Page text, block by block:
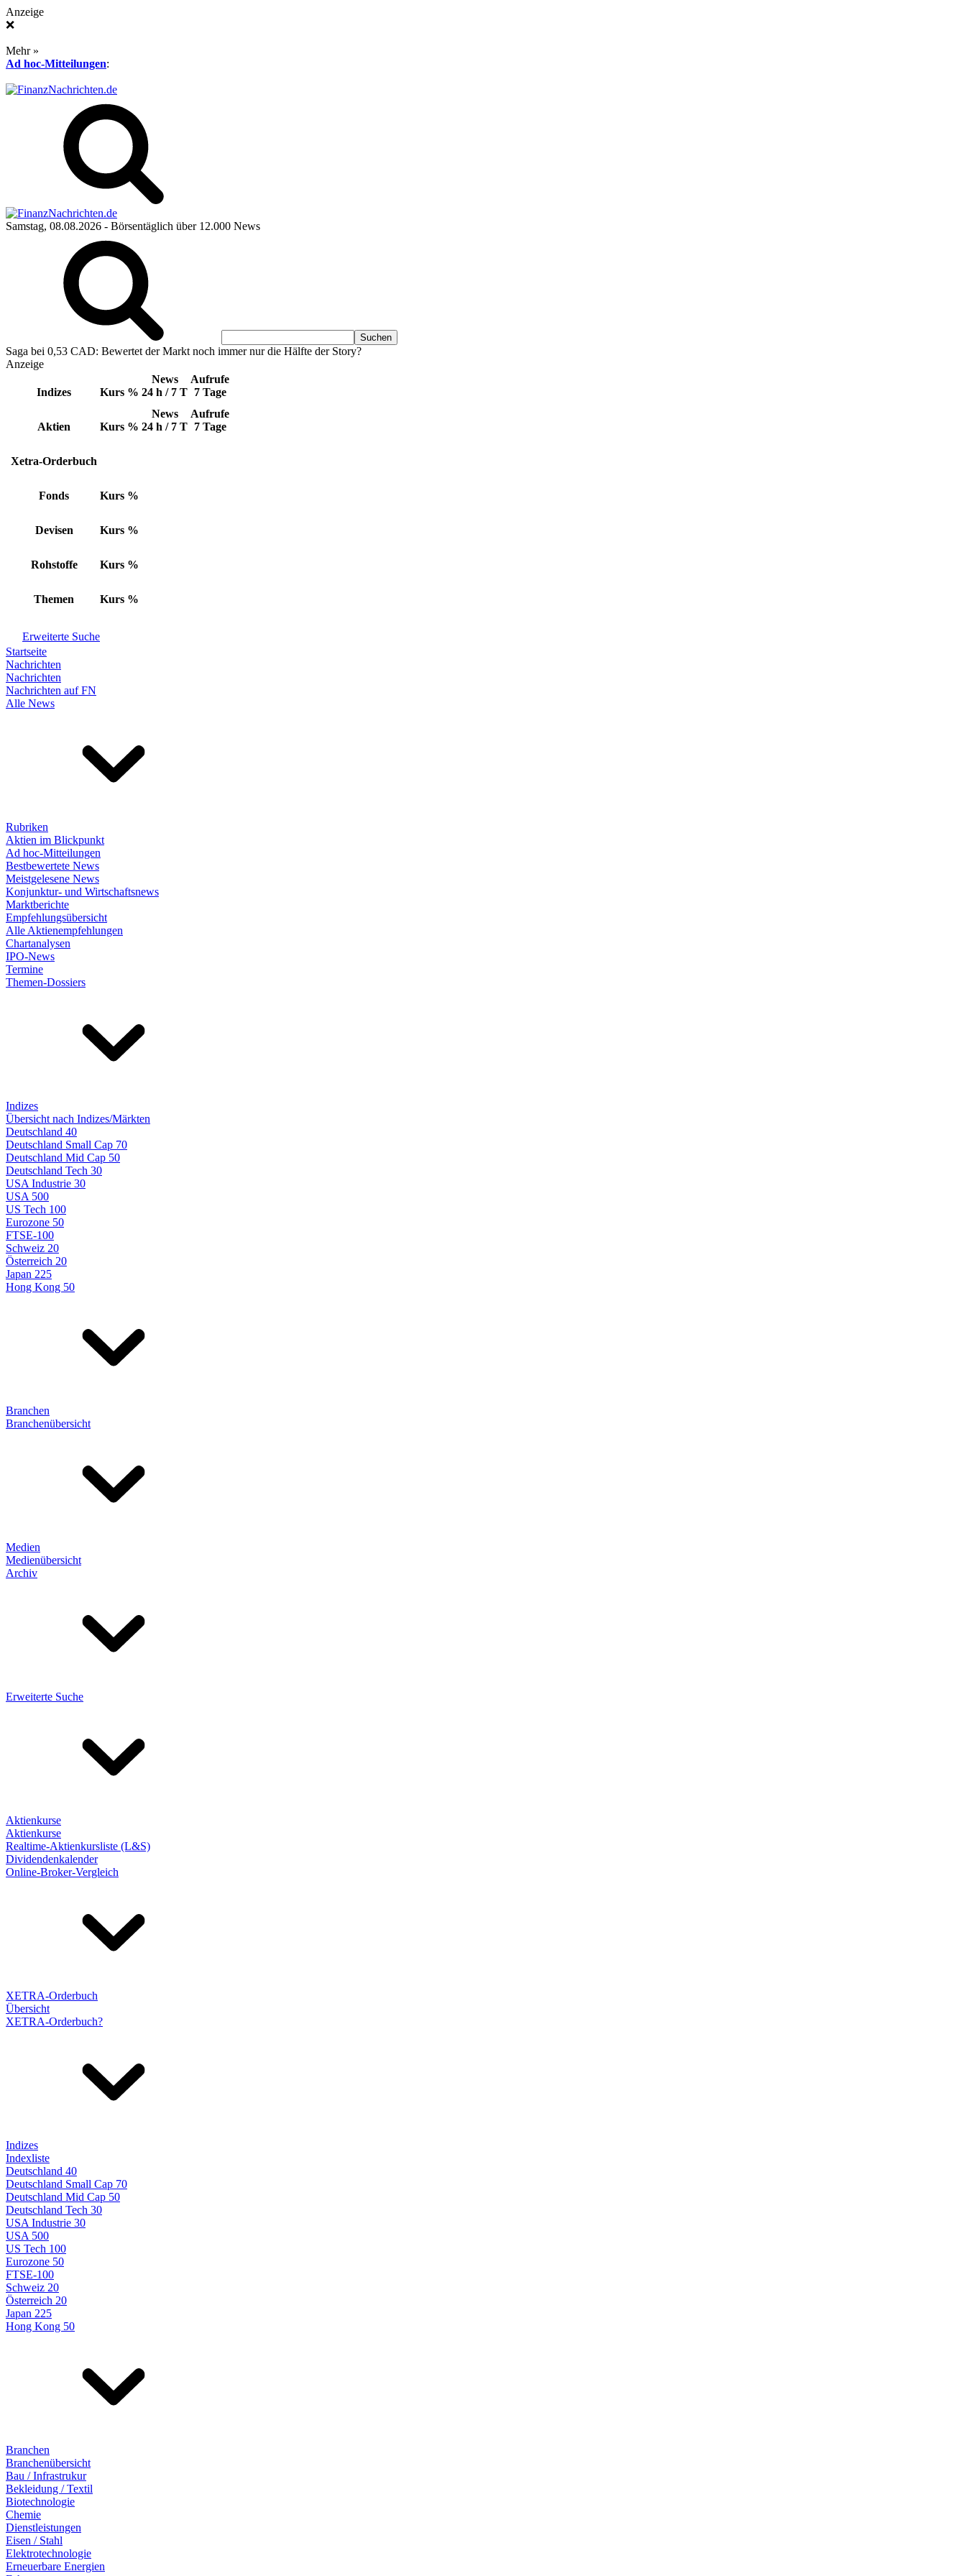
Anzeige
❌
Mehr »
Ad hoc-Mitteilungen:
Samstag, 08.08.2026 - Börsentäglich über 12.000 News
Saga bei 0,53 CAD: Bewertet der Markt noch immer nur die Hälfte der Story?
Anzeige
Indizes Kurs %
News
24 h / 7 T
Aufrufe
7 Tage
Aktien Kurs %
News
24 h / 7 T
Aufrufe
7 Tage
Xetra-Orderbuch
Fonds Kurs %
Devisen Kurs %
Rohstoffe Kurs %
Themen Kurs %
Erweiterte Suche
Startseite
Nachrichten
Nachrichten
Nachrichten auf FN
Alle News
Rubriken
Aktien im Blickpunkt
Ad hoc-Mitteilungen
Bestbewertete News
Meistgelesene News
Konjunktur- und Wirtschaftsnews
Marktberichte
Empfehlungsübersicht
Alle Aktienempfehlungen
Chartanalysen
IPO-News
Termine
Themen-Dossiers
Indizes
Übersicht nach Indizes/Märkten
Deutschland 40
Deutschland Small Cap 70
Deutschland Mid Cap 50
Deutschland Tech 30
USA Industrie 30
USA 500
US Tech 100
Eurozone 50
FTSE-100
Schweiz 20
Österreich 20
Japan 225
Hong Kong 50
Branchen
Branchenübersicht
Medien
Medienübersicht
Archiv
Erweiterte Suche
Aktienkurse
Aktienkurse
Realtime-Aktienkursliste (L&S)
Dividendenkalender
Online-Broker-Vergleich
XETRA-Orderbuch
Übersicht
XETRA-Orderbuch?
Indizes
Indexliste
Deutschland 40
Deutschland Small Cap 70
Deutschland Mid Cap 50
Deutschland Tech 30
USA Industrie 30
USA 500
US Tech 100
Eurozone 50
FTSE-100
Schweiz 20
Österreich 20
Japan 225
Hong Kong 50
Branchen
Branchenübersicht
Bau / Infrastrukur
Bekleidung / Textil
Biotechnologie
Chemie
Dienstleistungen
Eisen / Stahl
Elektrotechnologie
Erneuerbare Energien